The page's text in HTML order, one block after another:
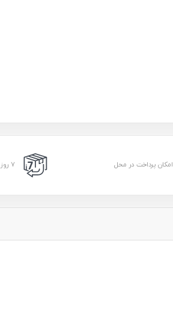
امکان پرداخت در محل ۷ روز ضمانت بازگشت